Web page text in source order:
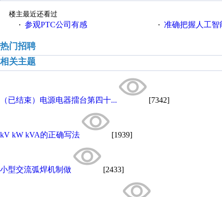
楼主最近还看过
· 参观PTC公司有感 · 准确把握人工
热门招聘
相关主题
（已结束）电源电器擂台第四十... [7342]
kV kW kVA的正确写法 [1939]
小型交流弧焊机制做 [2433]